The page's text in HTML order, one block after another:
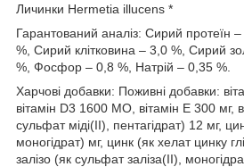
Личинки Hermetia illucens *
Гарантований аналіз: Сирий протеїн
%, Сирий клітковина – 3,0 %, Сирий
%, Фосфор – 0,8 %, Натрій – 0,35 %.
Харчові добавки: Поживні добавки:
вітамін D3 1600 МО, вітамін Е 300 мг,
сульфат міді(II), пентагідрат) 12 мг,
моногідрат) мг, цинк (як хелат цинку
залізо (як сульфат заліза(II),